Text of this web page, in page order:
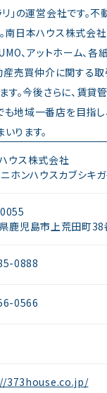
リ」の運営会社です
南日本ハウス株式
、アットホーム、
売買仲介に関する
。今後さらに、賃貸
も地域一番店を目指
ります。
ウス株式会社
ニホンハウスカブシキガ
鹿児島市上荒田町38
0888
0566
373house.co.jp/